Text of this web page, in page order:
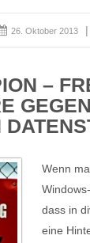
26. Oktober 2013
–
Wenn
dass in
eine